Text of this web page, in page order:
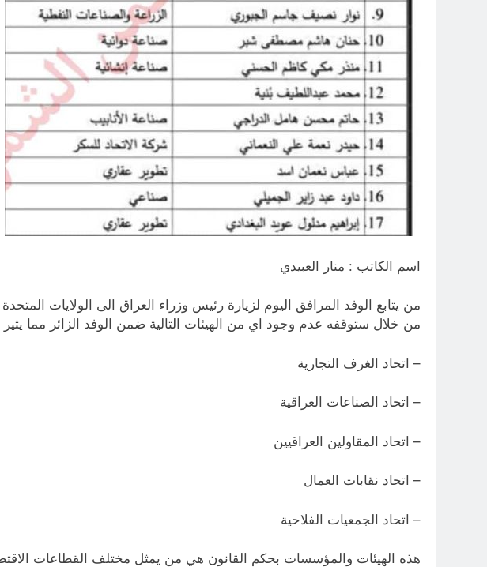
اسم الكاتب : منار العبيدي
من يتابع الوفد المرافق اليوم لزيارة رئيس وزراء العراق الى الولايات
من خلال ستوقفه عدم وجود اي من الهيئات التالية ضمن الوفد الزائر مما يثير
– اتحاد الغرف التجارية
– اتحاد الصناعات العراقية
– اتحاد المقاولين العراقيين
– اتحاد نقابات العمال
– اتحاد الجمعيات الفلاحية
هذه الهيئات والمؤسسات بحكم القانون هي من يمثل مختلف القطاعات